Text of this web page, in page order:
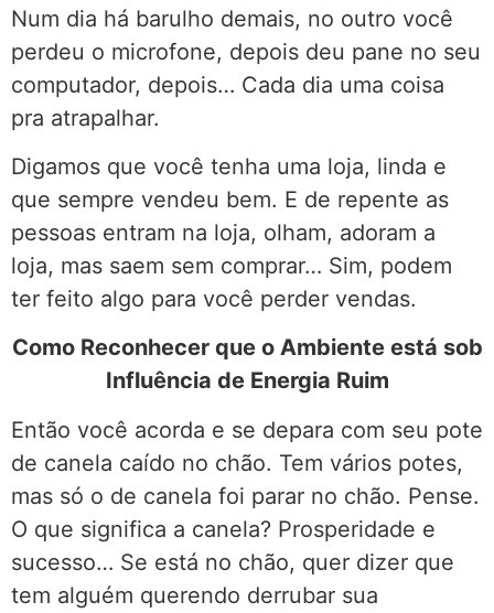
Num dia há barulho demais, no outro você
perdeu o microfone, depois deu pane no seu
computador, depois… Cada dia uma coisa
pra atrapalhar.
Digamos que você tenha uma loja, linda e
que sempre vendeu bem. E de repente as
pessoas entram na loja, olham, adoram a
loja, mas saem sem comprar… Sim, podem
ter feito algo para você perder vendas.
Como Reconhecer que o Ambiente está sob
Influência de Energia Ruim
Então você acorda e se depara com seu pote
de canela caído no chão. Tem vários potes,
mas só o de canela foi parar no chão. Pense.
O que significa a canela? Prosperidade e
sucesso… Se está no chão, quer dizer que
tem alguém querendo derrubar sua